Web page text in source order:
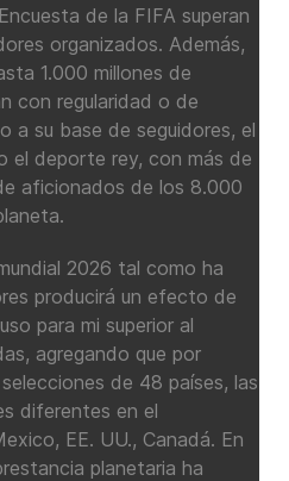
de la FIFA superan
organizados. Además,
1.000 millones de
con regularidad o de
a su base de seguidores, el
el deporte rey, con más de
aficionados de los 8.000
2026 tal como ha
producirá un efecto de
para mi superior al
agregando que por
de 48 países, las
diferentes en el
EE. UU., Canadá. En
planetaria ha